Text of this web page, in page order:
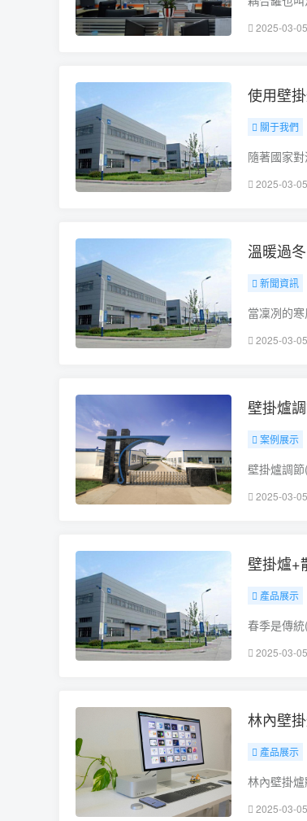
水和低溫
2025-03-05
使用壁
關于我們
隨著國家
人必須認
2025-03-05
溫暖過
新聞資訊
當凜冽的
們該如何
2025-03-05
壁掛爐
案例展示
壁掛爐調
或側面，
2025-03-05
壁掛爐
產品展示
春季是傳
容量小
2025-03-05
林內壁
產品展示
林內壁掛
而，
2025-03-05